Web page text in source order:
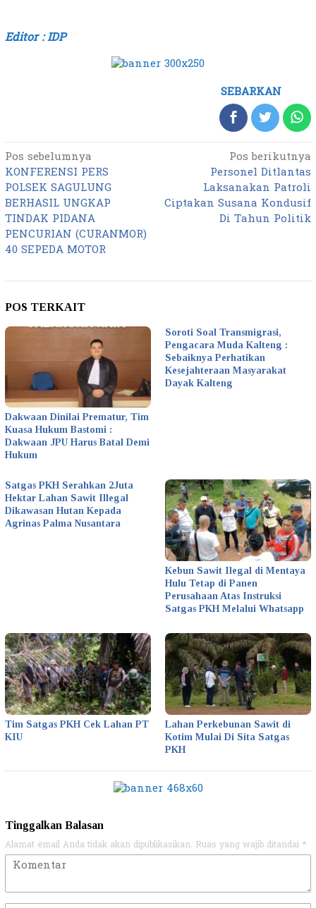
Editor : IDP
SEBARKAN
Navigasi
pos
Pos sebelumnya
KONFERENSI PERS
POLSEK SAGULUNG
BERHASIL UNGKAP
TINDAK PIDANA
PENCURIAN (CURANMOR)
40 SEPEDA MOTOR
Pos berikutnya
Personel Ditlantas
Laksanakan Patroli
Ciptakan Susana Kondusif
Di Tahun Politik
POS TERKAIT
Dakwaan Dinilai Prematur, Tim
Kuasa Hukum Bastomi :
Dakwaan JPU Harus Batal Demi
Hukum
Soroti Soal Transmigrasi,
Pengacara Muda Kalteng :
Sebaiknya Perhatikan
Kesejahteraan Masyarakat
Dayak Kalteng
Satgas PKH Serahkan 2Juta
Hektar Lahan Sawit Illegal
Dikawasan Hutan Kepada
Agrinas Palma Nusantara
Kebun Sawit Ilegal di Mentaya
Hulu Tetap di Panen
Perusahaan Atas Instruksi
Satgas PKH Melalui Whatsapp
Tim Satgas PKH Cek Lahan PT
KIU
Lahan Perkebunan Sawit di
Kotim Mulai Di Sita Satgas
PKH
Tinggalkan Balasan
Alamat email Anda tidak akan dipublikasikan. Ruas yang wajib ditandai *